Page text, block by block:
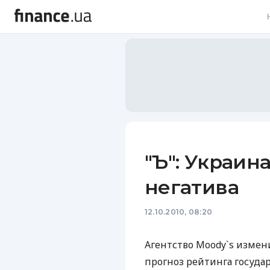
"Ъ":
негатива
12.10.2010, 08:20
Агентство Moody`s
прогноз рейтинга